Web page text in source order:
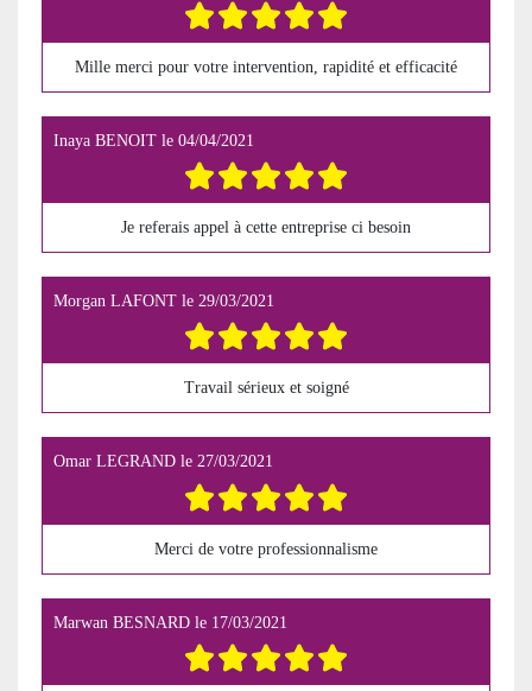
Mille merci pour votre intervention, rapidité et efficacité
Inaya BENOIT le 04/04/2021
Je referais appel à cette entreprise ci besoin
Morgan LAFONT le 29/03/2021
Travail sérieux et soigné
Omar LEGRAND le 27/03/2021
Merci de votre professionnalisme
Marwan BESNARD le 17/03/2021